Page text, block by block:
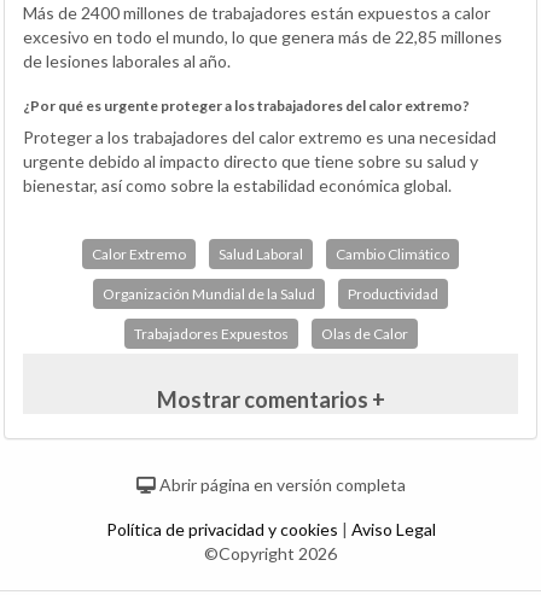
Más de 2400 millones de trabajadores están expuestos a calor
excesivo en todo el mundo, lo que genera más de 22,85 millones
de lesiones laborales al año.
¿Por qué es urgente proteger a los trabajadores del calor extremo?
Proteger a los trabajadores del calor extremo es una necesidad
urgente debido al impacto directo que tiene sobre su salud y
bienestar, así como sobre la estabilidad económica global.
Calor Extremo Salud Laboral Cambio Climático
Organización Mundial de la Salud Productividad
Trabajadores Expuestos Olas de Calor
Mostrar comentarios +
Abrir página en versión completa
Política de privacidad y cookies | Aviso Legal
©Copyright 2026